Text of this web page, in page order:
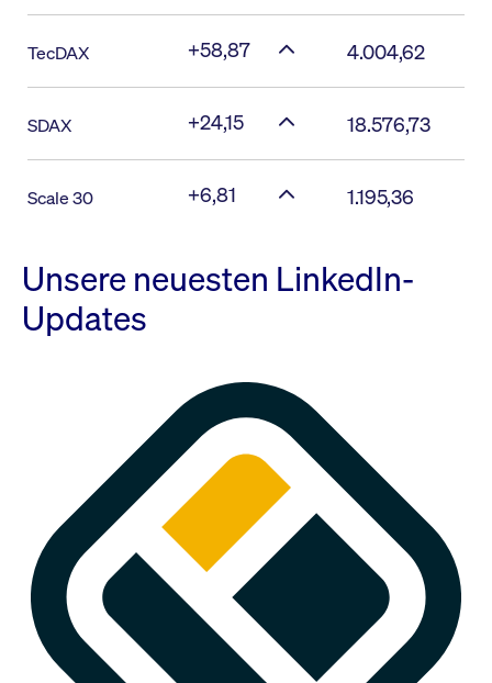
TecDAX +58,87 4.004,62
SDAX +24,15 18.576,73
Scale 30 +6,81 1.195,36
Unsere neuesten LinkedIn-
Updates